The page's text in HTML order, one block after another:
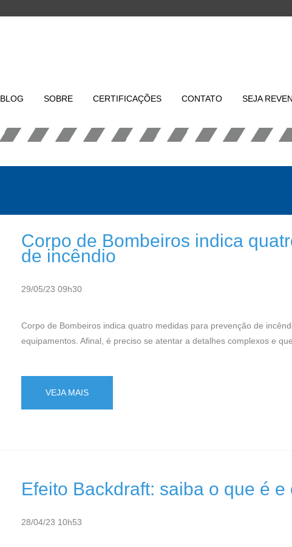
BLOG SOBRE CERTIFICAÇÕES CONTATO SEJA
Corpo de Bombeiros indica
de incêndio
29/05/23 09h30
Corpo de Bombeiros indica quatro medidas para prevenção de
equipamentos. Afinal, é preciso se atentar a detalhes complexos e
VEJA MAIS
Efeito Backdraft: saiba o que é
28/04/23 10h53